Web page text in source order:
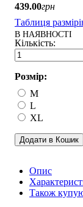
439.00грн
Таблиця
В НАЯВНОСТІ
Розмір:
M
L
XL
Додати в Кошик
Опис
Також